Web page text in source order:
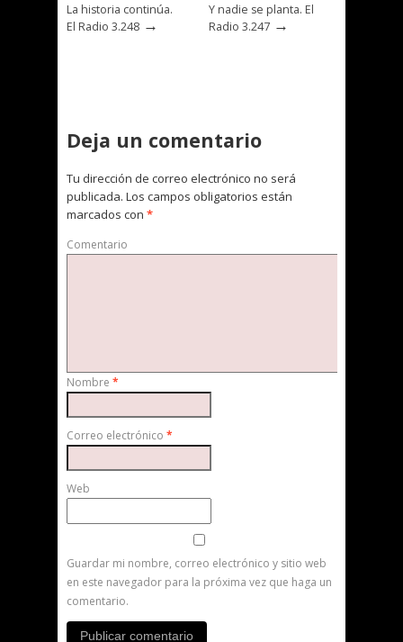
La historia continúa.
El Radio 3.248 →
Y nadie se planta. El
Radio 3.247 →
Deja un comentario
Tu dirección de correo electrónico no será
publicada. Los campos obligatorios están
marcados con *
Comentario
Nombre *
Correo electrónico *
Web
Guardar mi nombre, correo electrónico y sitio web
en este navegador para la próxima vez que haga un
comentario.